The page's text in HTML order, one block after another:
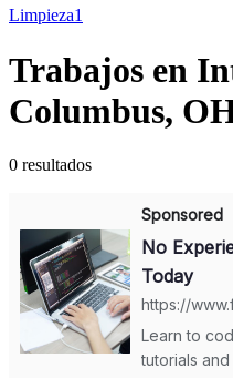
Limpieza1
Trabajos en
Columbus,
0 resultados